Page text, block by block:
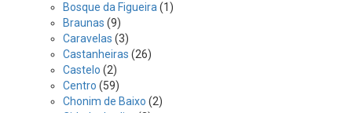
Bosque da Figueira(1)
Braunas (9)
Caravelas (3)
Castanheiras (26)
Castelo (2)
Centro (59)
Chonim de Baixo (2)